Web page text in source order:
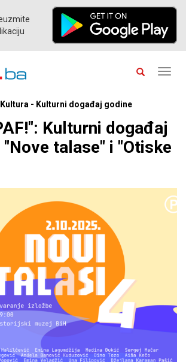
Kultura - Kulturni događaj godine
Kulturni događaj
talase" i "Otiske